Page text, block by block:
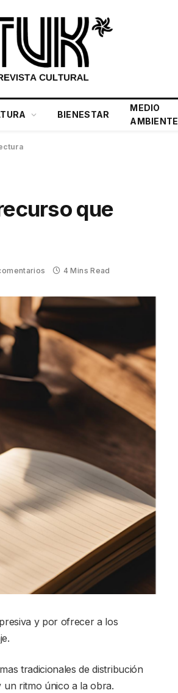
BIENESTAR
MEDIO
AMBIENTE
que
4 Mins Read
y por ofrecer a los
tradicionales de distribución
un ritmo único a la obra.